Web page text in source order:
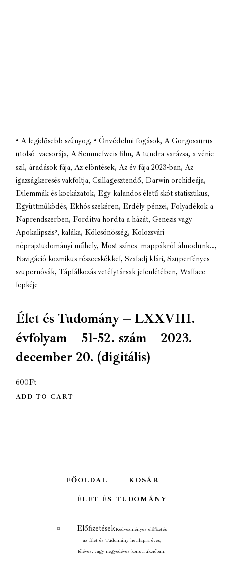
• A legidősebb szúnyog, • Önvédelmi fogások, A Gorgosaurus
utolsó vacsorája, A Semmelweis film, A tundra varázsa, a vénic-
szil, áradások fája, Az elöntések, Az év fája 2023-ban, Az
igazságkeresés vakfoltja, Csillagesztendő, Darwin orchideája,
Dilemmák és kockázatok, Egy kalandos életű skót statisztikus,
Együttműködés, Ekhós szekéren, Erdély pénzei, Folyadékok a
Naprendszerben, Fordítva hordta a házát, Genezis vagy
Apokalipszis?, kaláka, Kölcsönösség, Kolozsvári
néprajztudományi műhely, Most színes mappákról álmodunk…,
Navigáció kozmikus részecskékkel, Szaladj-klári, Szuperfényes
szupernóvák, Táplálkozás vetélytársak jelenlétében, Wallace
lepkéje
Élet és Tudomány – LXXVIII.
évfolyam – 51-52. szám – 2023.
december 20. (digitális)
600Ft
ADD TO CART
FŐOLDAL KOSÁR
ÉLET ÉS TUDOMÁNY
ElőfizetésekKedvezményes előfizetés
az Élet és Tudomány hetilapra éves,
féléves, vagy negyedéves konstrukcióban.